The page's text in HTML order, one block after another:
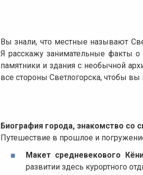
Вы знали, что местные называют
Я расскажу занимательные факты
памятники и здания с необычной
все стороны Светлогорска, чтобы
Биография города, знакомство со
Путешествие в прошлое и
Макет средневекового
развитии здесь курортного